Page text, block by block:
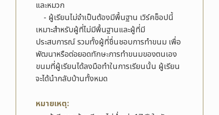
และหมวก
- ผู้เรียนไม่จำเป็นต้องมีพื้นฐาน เวิร์คช็อปนี้
เหมาะสำหรับผู้ที่ไม่มีพื้นฐานและผู้ที่มี
ประสบการณ์ รวมทั้งผู้ที่ชื่นชอบการทำขนม เพื่อ
พัฒนาหรือต่อยอดทักษะการทำขนมของตนเอง
ขนมที่ผู้เรียนได้ลงมือทำในการเรียนนั้น ผู้เรียน
จะได้นำกลับบ้านทั้งหมด
หมายเหตุ: